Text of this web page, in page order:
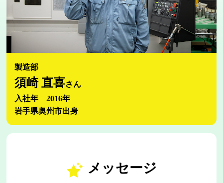
製造部
須崎 直喜さん
入社年 2016年
岩手県奥州市出身
メッセージ